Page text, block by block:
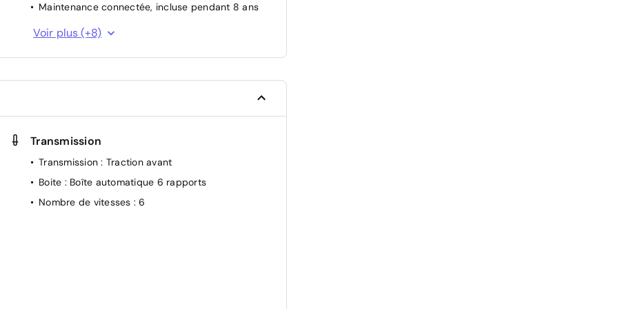
Maintenance connectée, incluse pendant 8 ans
Mise à jour système (via firmware over the air
FOTA), inclus pendant 5 ans
Pack connected driving, inclus pendant 5 ans
Système de reconnaissance du conducteur
adaptatif intelligent + centrage dans la voie
Voir plus (+8)
Transmission
Transmission: Traction avant
Boite : Boîte automatique 6 rapports
Nombre de vitesses : 6